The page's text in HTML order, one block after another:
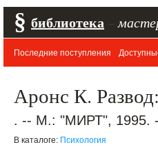
§ библиотека
Последние поступления
Аронс К.
. -- М.: "МИРТ", 1995. -
В каталоге: Психология